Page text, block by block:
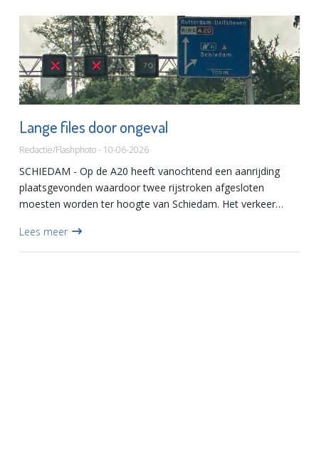
Lange files door ongeval
Redactie/Flashphoto - 10-06-2026
SCHIEDAM - Op de A20 heeft vanochtend een aanrijding
plaatsgevonden waardoor twee rijstroken afgesloten
moesten worden ter hoogte van Schiedam. Het verkeer
te staan en ook...
Lees meer